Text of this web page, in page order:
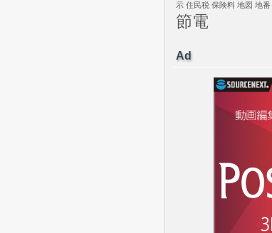
示 住民税 保険料 地図 地番
節電
Ad